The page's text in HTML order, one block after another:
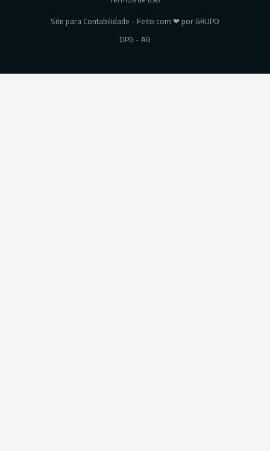
Site para Contabilidade - Feito com ❤ por GRUPO
DPG - AG